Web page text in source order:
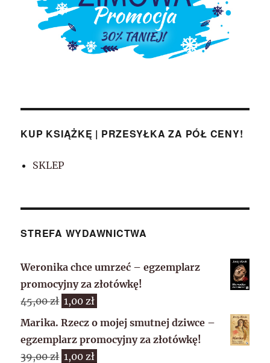
KUP KSIĄŻKĘ | PRZESYŁKA ZA PÓŁ CENY!
SKLEP
STREFA WYDAWNICTWA
Weronika chce umrzeć – egzemplarz
promocyjny za złotówkę!
45,00zł Pierwotna
cena
45,00 zł.
1,00 zł
cena
wynosi:
1,00 zł.
Marika. Rzecz o mojej smutnej dziwce –
egzemplarz promocyjny za złotówkę!
39,00zł Pierwotna
1,00 zł